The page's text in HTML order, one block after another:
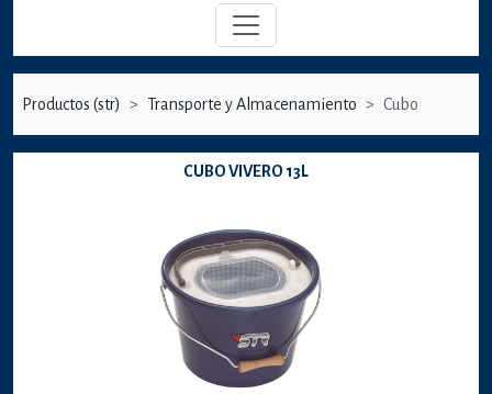
Productos (str) Transporte y Almacenamiento Cubo
CUBO VIVERO 13L